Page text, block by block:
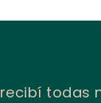
recibí todas